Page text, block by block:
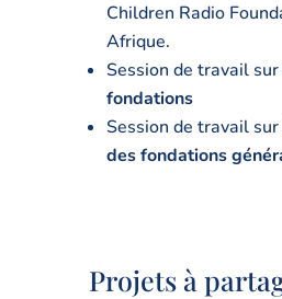
Children Radio
Afrique.
Session de travail sur
fondations
Session de travail
des fondations
Projets à